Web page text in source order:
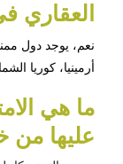
العقاري
نعم، يوجد دول
أرمينيا، كوريا
عليها من